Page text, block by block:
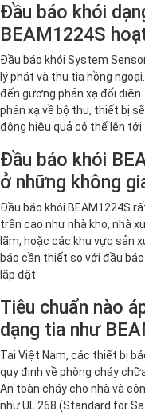
Đầu báo khói
BEAM1224S
Đầu báo khói System
lý phát và thu tia hồng
đến gương phản xạ đối
phản xạ về bộ thu, thiết bị
động hiệu quả có thể lên tới
Đầu báo khói
ở những không
Đầu báo khói BEAM1224S
trần cao như nhà kho, nhà
lãm, hoặc các khu vực sản
báo cần thiết so với đầu
lắp đặt.
Tiêu chuẩn nào
dạng tia như
Tại Việt Nam, các thiết bị
quy định về phòng cháy
An toàn cháy cho nhà và
như UL 268 (Standard for